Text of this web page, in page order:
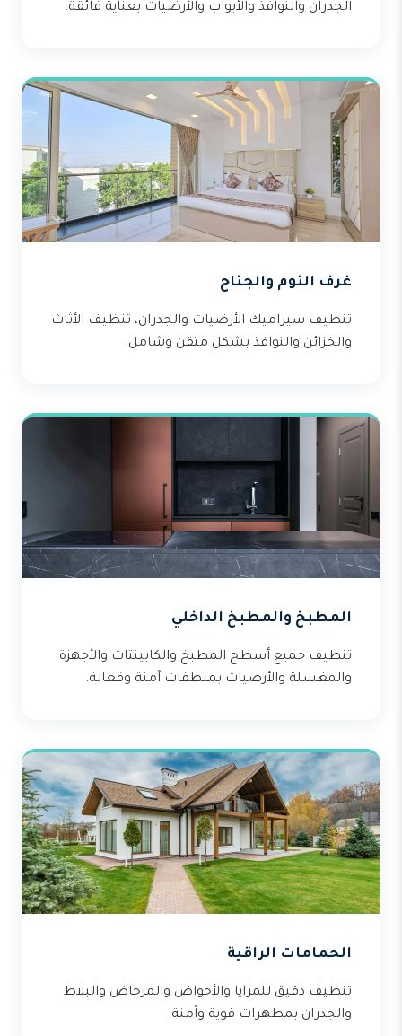
الجدران والنوافذ والأبواب والأرضيات بعناية فائقة.
غرف النوم والجناح
تنظيف سيراميك الأرضيات والجدران، تنظيف الأثاث
والخزائن والنوافذ بشكل متقن وشامل.
المطبخ والمطبخ الداخلي
تنظيف جميع أسطح المطبخ والكابينتات والأجهزة
والمغسلة والأرضيات بمنظفات آمنة وفعالة.
الحمامات الراقية
تنظيف دقيق للمرايا والأحواض والمرحاض والبلاط
والجدران بمطهرات قوية وآمنة.